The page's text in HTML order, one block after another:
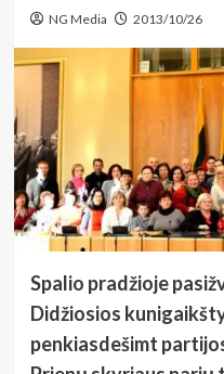
NG Media 2013/10/26
Spalio pradžioje
Didžiosios
penkiasdešimt